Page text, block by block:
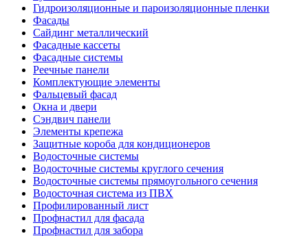
Гидроизоляционные и пароизоляционные пленки
Фасады
Сайдинг металлический
Фасадные кассеты
Фасадные системы
Реечные панели
Комплектующие элементы
Фальцевый фасад
Окна и двери
Сэндвич панели
Элементы крепежа
Защитные короба для кондиционеров
Водосточные системы
Водосточные системы круглого сечения
Водосточные системы прямоугольного сечения
Водосточная система из ПВХ
Профилированный лист
Профнастил для фасада
Профнастил для забора